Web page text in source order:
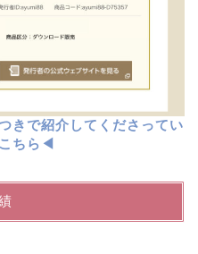
きで紹介してくださってい
ちら◀︎